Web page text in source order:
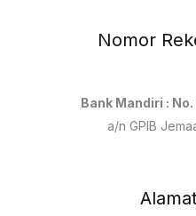
Nomor
Bank Mandiri :
a/n GPIB